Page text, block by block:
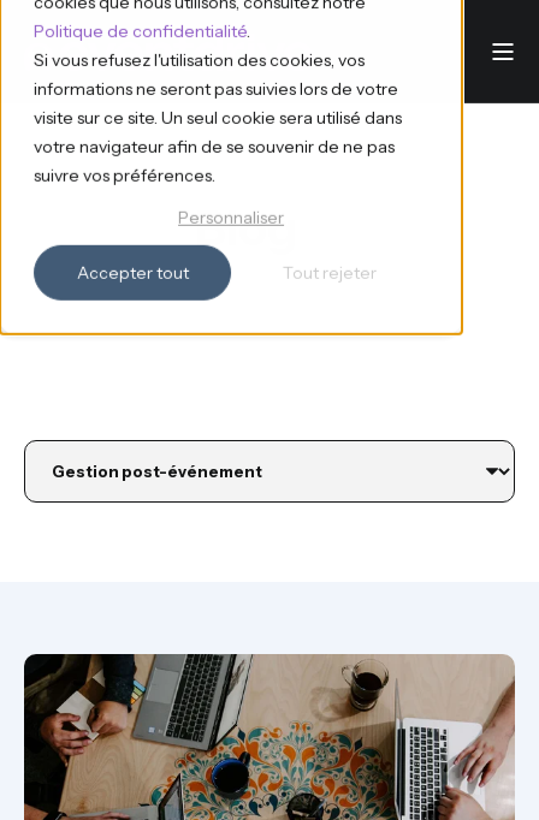
Politique de confidentialité.
Si vous refusez l'utilisation des cookies, vos
informations ne seront pas suivies lors de votre
visite sur ce site. Un seul cookie sera utilisé dans
votre navigateur afin de se souvenir de ne pas
suivre vos préférences.
Personnaliser
Accepter tout Tout rejeter
Blog